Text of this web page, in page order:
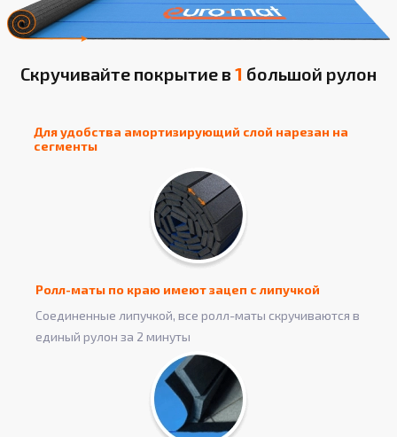
Скручивайте покрытие в 1 большой рулон
Для удобства амортизирующий слой нарезан на
сегменты
Ролл-маты по краю имеют зацеп с липучкой
Соединенные липучкой, все ролл-маты скручиваются в
единый рулон за 2 минуты